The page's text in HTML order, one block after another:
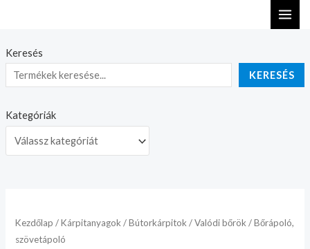
Keresés
KERESÉS
Kategóriák
Kezdőlap /Kárpitanyagok /Bútorkárpitok /Valódi bőrök / Bőrápoló,
szövetápoló